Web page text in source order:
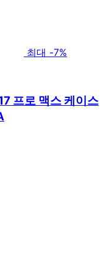
최대 -7%
프로 맥스 케이스